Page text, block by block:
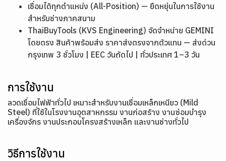
เชื่อมได้ทุกตำแหน่ง (All-Position) — ยืดหยุ่นในการใช้งาน
สำหรับช่างภาคสนาม
ThaiBuyTools (KVS Engineering) จัดจำหน่าย GEMINI
โดยตรง สินค้าพร้อมส่ง ราคาส่งตรงจากตัวแทน — ส่งด่วน
กรุงเทพ 3 ชั่วโมง | EEC วันถัดไป | ทั่วประเทศ 1–3 วัน
การใช้งาน
ลวดเชื่อมไฟฟ้าทั่วไป เหมาะสำหรับงานเชื่อมเหล็กเหนียว (Mild
Steel) ที่ใช้ในโรงงานอุตสาหกรรม งานก่อสร้าง งานซ่อมบำรุง
เครื่องจักร งานประกอบโครงสร้างเหล็ก และงานช่างทั่วไป
วิธีการใช้งาน